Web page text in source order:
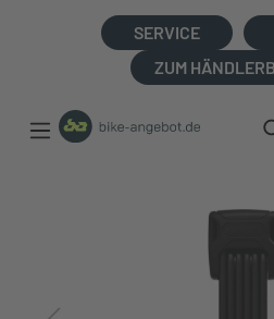
SERVICE
ZUM
Bildergalerie überspringen